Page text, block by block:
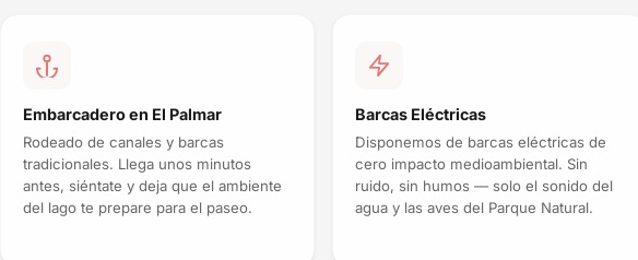
Embarcadero en El Palmar
Rodeado de canales y barcas
tradicionales. Llega unos minutos
antes, siéntate y deja que el ambiente
del lago te prepare para el paseo.
Barcas Eléctricas
Disponemos de barcas eléctricas de
cero impacto medioambiental. Sin
ruido, sin humos — solo el sonido del
agua y las aves del Parque Natural.